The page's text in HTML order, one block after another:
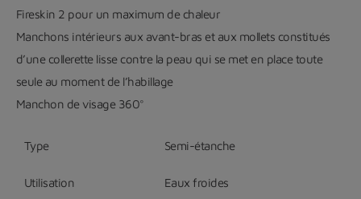
Fireskin 2 pour un maximum de chaleur
Manchons intérieurs aux avant-bras et aux mollets constitués
d’une collerette lisse contre la peau qui se met en place toute
seule au moment de l’habillage
Manchon de visage 360°
Type Semi-étanche
Utilisation Eaux froides